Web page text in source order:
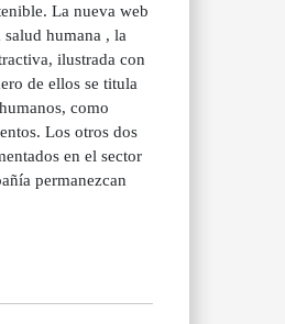
La nueva web
humana , la
ilustrada con
de ellos se titula
como
Los otros dos
en el sector
permanezcan